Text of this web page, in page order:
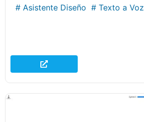
# Asistente Diseño # Texto a Voz